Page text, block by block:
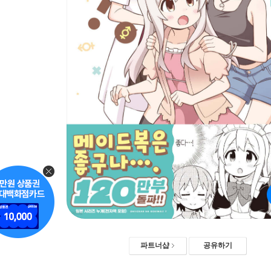
파트너샵 공유하기